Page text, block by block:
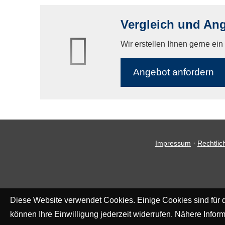
Vergleich und
Wir erstellen Ihnen gerne
An­ge­bot an­for­dern
Impressum ·
Diese Website verwendet Cookies. Einige Cookies sind
können Ihre Einwilligung jederzeit widerrufen. Nähere